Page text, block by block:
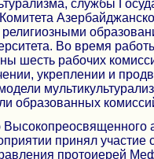
службы
Во время
шесть рабочих
укреплении и
образованных
принял участие
протоиерей